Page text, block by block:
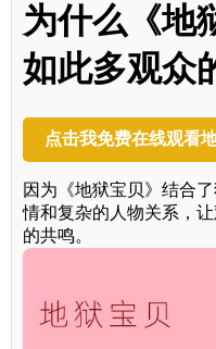
为什么《地
如此多观众
点击我免费在线观看
因为《地狱宝贝》结合
情和复杂的人物关系，
的共鸣。